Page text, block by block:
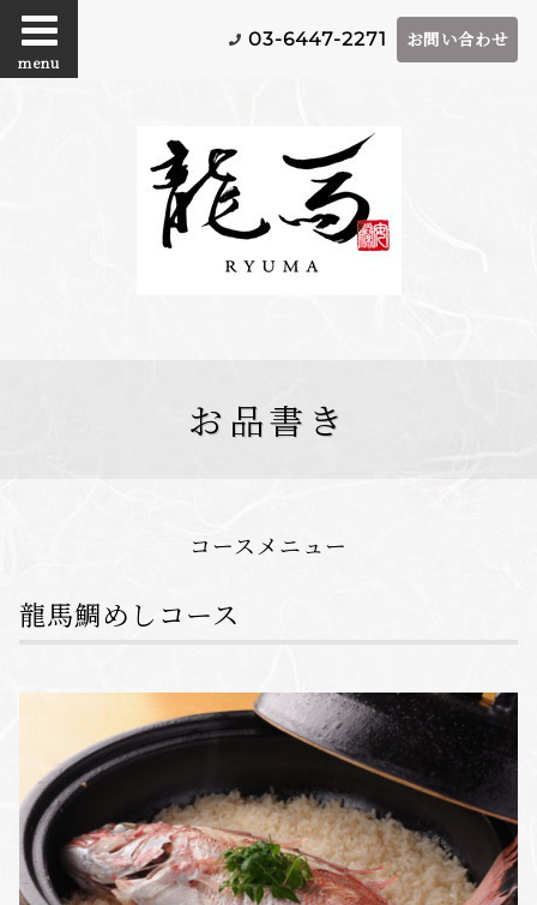
menu
03-6447-2271 お問い合わせ
お品書き
コースメニュー
龍馬鯛めしコース